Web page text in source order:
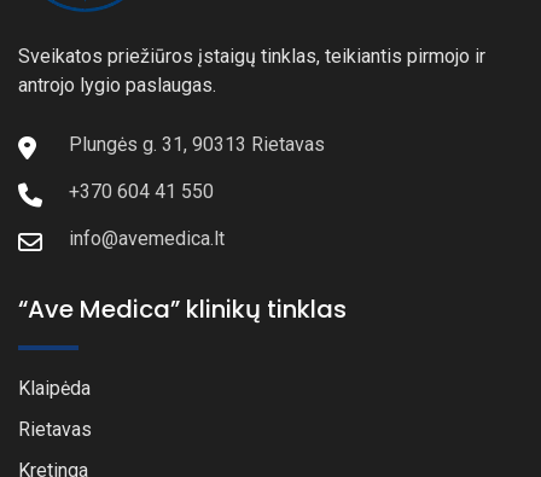
Sveikatos priežiūros įstaigų tinklas, teikiantis pirmojo ir
antrojo lygio paslaugas.
Plungės g. 31, 90313 Rietavas
+370 604 41 550
info@avemedica.lt
“Ave Medica” klinikų tinklas
Klaipėda
Rietavas
Kretinga